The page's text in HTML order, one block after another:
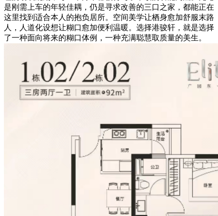
是刚需上车的年轻佳耦，仍是寻求改善的三口之家，都能正在
这里找到适合本人的抱负居所。空间美学让栖身愈加舒服末路
人，人道化设想让糊口愈加便利温暖。选择港骏轩，就是选择
了一种面向将来的糊口体例，一种充满聪慧取质量的美生。